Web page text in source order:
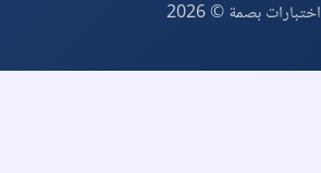
اختبارات بصمة © 2026